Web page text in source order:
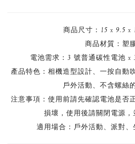
商品尺寸：15 x 9.5 x
商品材質：塑
電池需求：3 號普通碳性電池 x
產品特色：相機造型設計、一按自動
戶外活動、不含螺絲
注意事項：使用前請先確認電池是否
損壞，使用後請關閉電源，
適用場合：戶外活動、派對、